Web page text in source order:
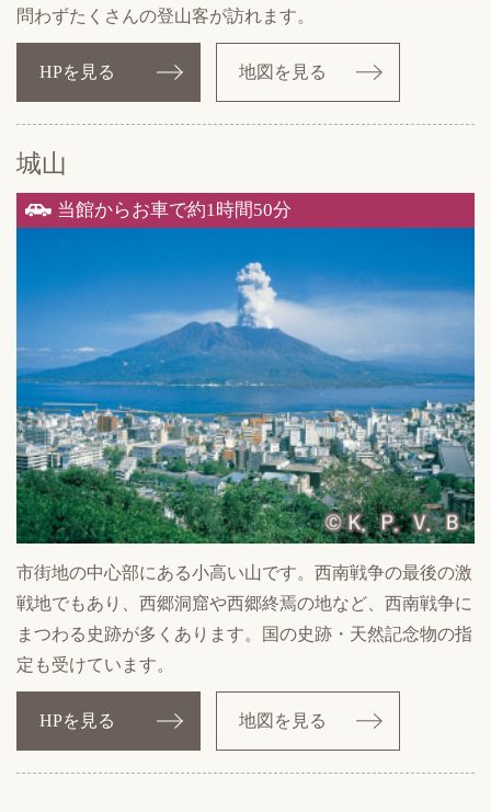
問わずたくさんの登山客が訪れます。
HPを見る 地図を見る
城山
当館からお車で約1時間50分
市街地の中心部にある小高い山です。西南戦争の最後の激
戦地でもあり、西郷洞窟や西郷終焉の地など、西南戦争に
まつわる史跡が多くあります。国の史跡・天然記念物の指
定も受けています。
HPを見る 地図を見る